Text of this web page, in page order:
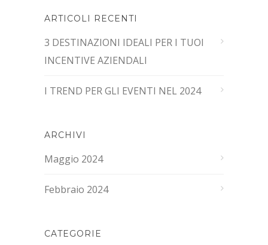
ARTICOLI RECENTI
3 DESTINAZIONI IDEALI PER I TUOI
INCENTIVE AZIENDALI
I TREND PER GLI EVENTI NEL 2024
ARCHIVI
Maggio 2024
Febbraio 2024
CATEGORIE